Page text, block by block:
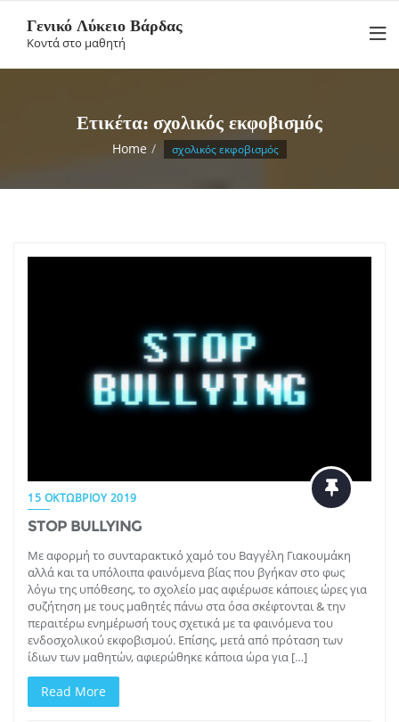
content
Γενικό Λύκειο Βάρδας
Κοντά στο μαθητή
Ετικέτα: σχολικός εκφοβισμός
Home σχολικός εκφοβισμός
15 ΟΚΤΩΒΡΊΟΥ 2019
STOP BULLYING
Με αφορμή το συνταρακτικό χαμό του Βαγγέλη Γιακουμάκη
αλλά και τα υπόλοιπα φαινόμενα βίας που βγήκαν στο φως
λόγω της υπόθεσης, το σχολείο μας αφιέρωσε κάποιες ώρες για
συζήτηση με τους μαθητές πάνω στα όσα σκέφτονται & την
περαιτέρω ενημέρωσή τους σχετικά με τα φαινόμενα του
ενδοσχολικού εκφοβισμού. Επίσης, μετά από πρόταση των
ίδιων των μαθητών, αφιερώθηκε κάποια ώρα για […]
Read More